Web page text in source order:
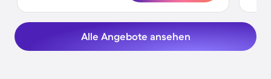
Alle Angebote ansehen